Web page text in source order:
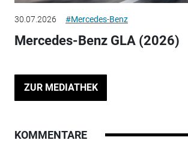
30.07.2026 #Mercedes-Benz
Mercedes-Benz GLA (2026)
ZUR MEDIATHEK
KOMMENTARE